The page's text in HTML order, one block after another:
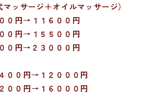
ッサージ＋オイルマッサージ）
円→１１６００円
０円→１５５００円
０円→２３０００円
０円→１２０００円
０円→１６０００円